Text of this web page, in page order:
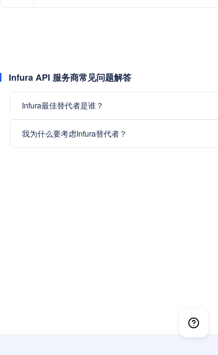
Infura API 服务商常见问题解答
Infura最佳替代者是谁？
我为什么要考虑Infura替代者？